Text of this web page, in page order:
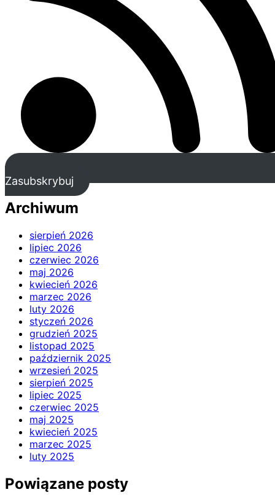
Zasubskrybuj
Archiwum
sierpień 2026
lipiec 2026
czerwiec 2026
maj 2026
kwiecień 2026
marzec 2026
luty 2026
styczeń 2026
grudzień 2025
listopad 2025
październik 2025
wrzesień 2025
sierpień 2025
lipiec 2025
czerwiec 2025
maj 2025
kwiecień 2025
marzec 2025
luty 2025
Powiązane posty